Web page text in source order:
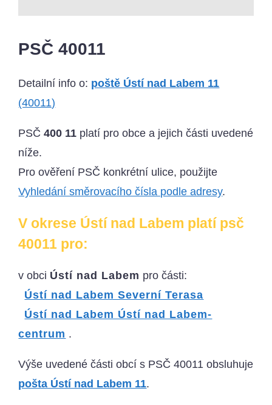
PSČ 40011
Detailní info o: poště Ústí nad Labem 11
(40011)
PSČ400 11 platí pro obce a jejich části uvedené
níže.
Pro ověření PSČ konkrétní ulice, použijte
Vyhledání směrovacího čísla podle adresy.
V okrese Ústí nad Labem platí psč
40011 pro:
v obci Ústí nad Labem pro části:
Ústí nad Labem Severní Terasa
Ústí nad Labem Ústí nad Labem-
centrum .
Výše uvedené části obcí s PSČ 40011 obsluhuje
pošta Ústí nad Labem 11.